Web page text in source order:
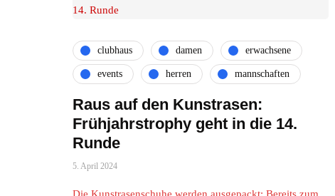
clubhaus damen erwachsene
events herren mannschaften
Raus auf den Kunstrasen:
Frühjahrstrophy geht in die 14.
Runde
5. April 2024
Die Kunstrasenschuhe werden ausgepackt: Bereits zum